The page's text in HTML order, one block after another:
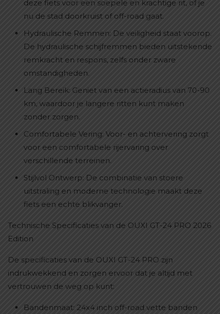
deze fiets voor een soepele en krachtige rit, of je
nu de stad doorkruist of off-road gaat.
Hydraulische Remmen: De veiligheid staat voorop.
De hydraulische schijfremmen bieden uitstekende
remkracht en respons, zelfs onder zware
omstandigheden.
Lang Bereik: Geniet van een actieradius van 70-90
km, waardoor je langere ritten kunt maken
zonder zorgen.
Comfortabele Vering: Voor- en achtervering zorgt
voor een comfortabele rijervaring over
verschillende terreinen.
Stijlvol Ontwerp: De combinatie van stoere
uitstraling en moderne technologie maakt deze
fiets een echte blikvanger.
Technische Specificaties van de OUXI GT-24 PRO 2026
Edition
De specificaties van de OUXI GT-24 PRO zijn
indrukwekkend en zorgen ervoor dat je altijd met
vertrouwen de weg op kunt:
Bandenmaat: 24x4 inch off-road vette banden